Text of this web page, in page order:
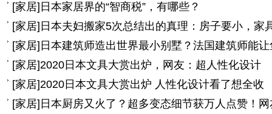
[家居] 日本家居界的“智商税”，有哪些？
[家居] 日本夫妇搬家5次总结出的真理：房子要小，家
[家居] 日本建筑师造出世界最小别墅？法国建筑师能
[家居]2020日本文具大赏出炉，网友：超人性化设计
[家居]2020日本文具大赏出炉 人性化设计看了想全收
[家居] 日本厨房又火了？超多变态细节获万人点赞！